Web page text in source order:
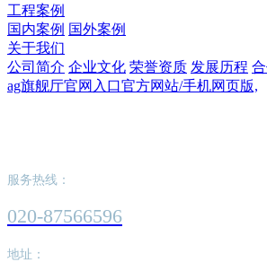
工程案例
国内案例 国外案例
关于我们
公司简介 企业文化 荣誉资质 发展历程
ag旗舰厅官网入口官方网站/手机网页版,
服务热线：
020-87566596
地址：